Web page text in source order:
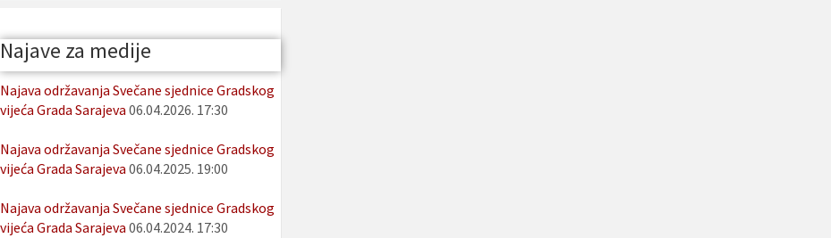
Najave za medije
Najava održavanja Svečane sjednice Gradskog
vijeća Grada Sarajeva 06.04.2026. 17:30
Najava održavanja Svečane sjednice Gradskog
vijeća Grada Sarajeva 06.04.2025. 19:00
Najava održavanja Svečane sjednice Gradskog
vijeća Grada Sarajeva 06.04.2024. 17:30